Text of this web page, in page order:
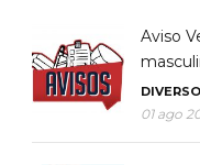
Aviso
01 ago